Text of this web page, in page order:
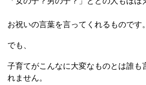
お祝いの言葉を言ってくれるものです。
でも、
子育てがこんなに大変なものとは誰も
れません。